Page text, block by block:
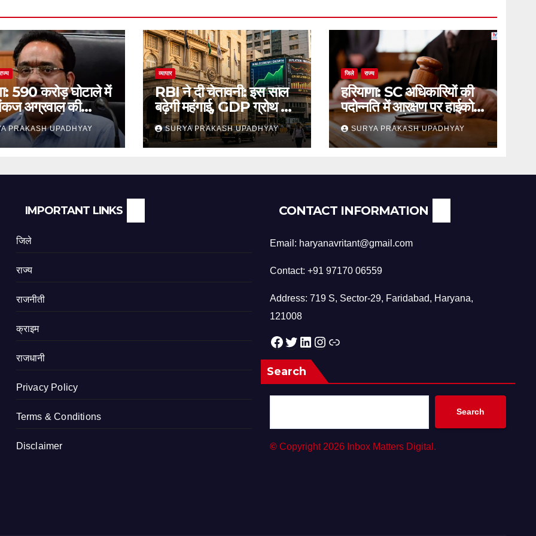
590 करोड़ घोटाले में
अग्रवाल की
खारिज
PRAKASH UPADHYAY
व्यापार
RBI ने दी चेतावनी: इस साल
बढ़ेगी महंगाई, GDP ग्रोथ का
अनुमान जारी
SURYA PRAKASH UPADHYAY
जिले राज्य
हरियाणा: SC अधिकारियों की
पदोन्नति में आरक्षण पर हाईकोर्ट
का स्थगन आदेश
SURYA PRAKASH UPADHYAY
IMPORTANT LINKS
जिले
राज्य
राजनीती
क्राइम
राजधानी
Privacy Policy
Terms & Conditions
Disclaimer
CONTACT INFORMATION
Email: haryanavritant@gmail.com
Contact: +91 97170 06559
Address: 719 S, Sector-29, Faridabad, Haryana,
121008
Facebook Twitter LinkedIn Instagram Link
Search
Search
© Copyright 2026 Inbox Matters Digital.